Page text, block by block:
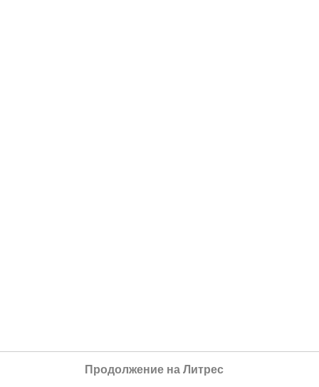
Продолжение на Литрес